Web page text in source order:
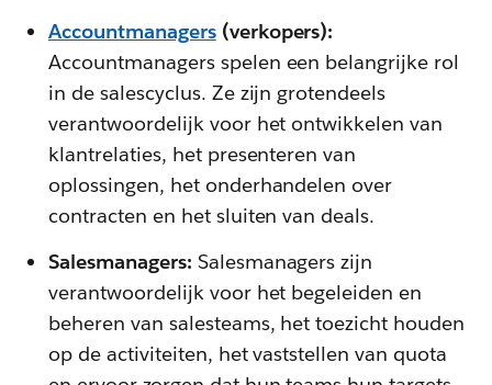
Accountmanagers(verkopers):
Accountmanagers spelen een belangrijke rol
in de salescyclus. Ze zijn grotendeels
verantwoordelijk voor het ontwikkelen van
klantrelaties, het presenteren van
oplossingen, het onderhandelen over
contracten en het sluiten van deals.
Salesmanagers: Salesmanagers zijn
verantwoordelijk voor het begeleiden en
beheren van salesteams, het toezicht houden
op de activiteiten, het vaststellen van quota